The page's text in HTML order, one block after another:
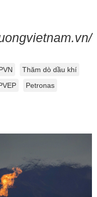
Thăm dò dầu khí
Petronas